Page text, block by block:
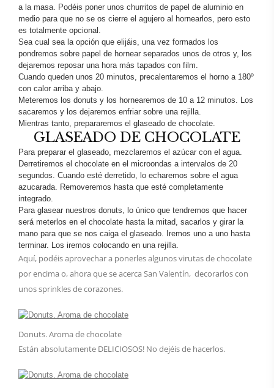
a la masa. Podéis poner unos churritos de papel de aluminio en
medio para que no se os cierre el agujero al hornearlos, pero esto
es totalmente opcional.
Sea cual sea la opción que elijáis, una vez formados los
pondremos sobre papel de hornear separados unos de otros y, los
dejaremos reposar una hora más tapados con film.
Cuando queden unos 20 minutos, precalentaremos el horno a 180º
con calor arriba y abajo.
Meteremos los donuts y los hornearemos de 10 a 12 minutos. Los
sacaremos y los dejaremos enfriar sobre una rejilla.
Mientras tanto, prepararemos el glaseado de chocolate.
GLASEADO DE CHOCOLATE
Para preparar el glaseado, mezclaremos el azúcar con el agua.
Derretiremos el chocolate en el microondas a intervalos de 20
segundos. Cuando esté derretido, lo echaremos sobre el agua
azucarada. Removeremos hasta que esté completamente
integrado.
Para glasear nuestros donuts, lo único que tendremos que hacer
será meterlos en el chocolate hasta la mitad, sacarlos y girar la
mano para que se nos caiga el glaseado. Iremos uno a uno hasta
terminar. Los iremos colocando en una rejilla.
Aquí, podéis aprovechar a ponerles algunos virutas de chocolate
por encima o, ahora que se acerca San Valentín, decorarlos con
unos sprinkles de corazones.
Donuts. Aroma de chocolate
Están absolutamente DELICIOSOS! No dejéis de hacerlos.